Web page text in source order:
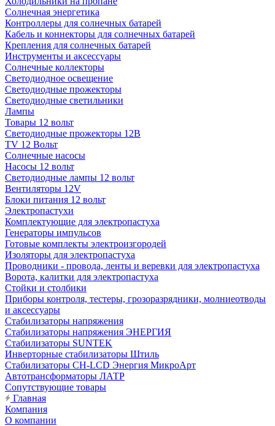
Солнечная энергетика
Контроллеры для солнечных батарей
Кабель и коннекторы для солнечных батарей
Крепления для солнечных батарей
Инструменты и аксессуары
Солнечные коллекторы
Светодиодное освещение
Светодиодные прожекторы
Светодиодные светильники
Лампы
Товары 12 вольт
Светодиодные прожекторы 12В
TV 12 Вольт
Солнечные насосы
Насосы 12 вольт
Светодиодные лампы 12 вольт
Вентиляторы 12V
Блоки питания 12 вольт
Электропастухи
Комплектующие для электропастуха
Генераторы импульсов
Готовые комплекты электроизгородей
Изоляторы для электропастуха
Проводники - провода, ленты и веревки для электропастуха
Ворота, калитки для электропастуха
Стойки и столбики
Приборы контроля, тестеры, грозоразрядники, молниеотводы
и аксессуары
Стабилизаторы напряжения
Стабилизаторы напряжения ЭНЕРГИЯ
Стабилизаторы SUNTEK
Инверторные стабилизаторы Штиль
Стабилизаторы СН-LCD Энepгия МикроАрт
Автотрансформаторы ЛАТР
Сопутствующие товары
Главная
Компания
О компании